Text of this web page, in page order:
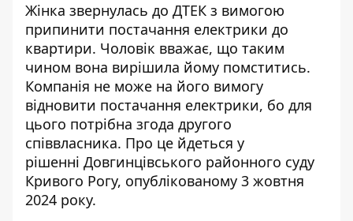
Жінка звернулась до ДТЕК з вимогою
припинити постачання електрики до
квартири. Чоловік вважає, що таким
чином вона вирішила йому помститись.
Компанія не може на його вимогу
відновити постачання електрики, бо для
цього потрібна згода другого
співвласника. Про це йдеться у
рішенні Довгинцівського районного суду
Кривого Рогу, опублікованому 3 жовтня
2024 року.